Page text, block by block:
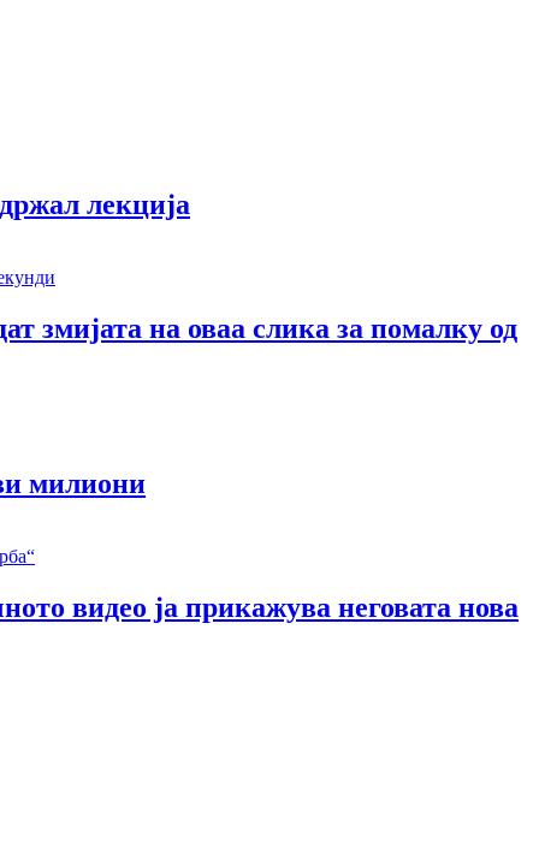
лекција
змијата на оваа слика за помалку од
милиони
видео ја прикажува неговата нова